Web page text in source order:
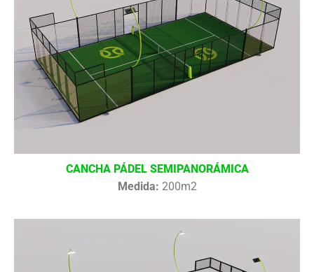
CANCHA PÁDEL SEMIPANORÁMICA
Medida: 200m2